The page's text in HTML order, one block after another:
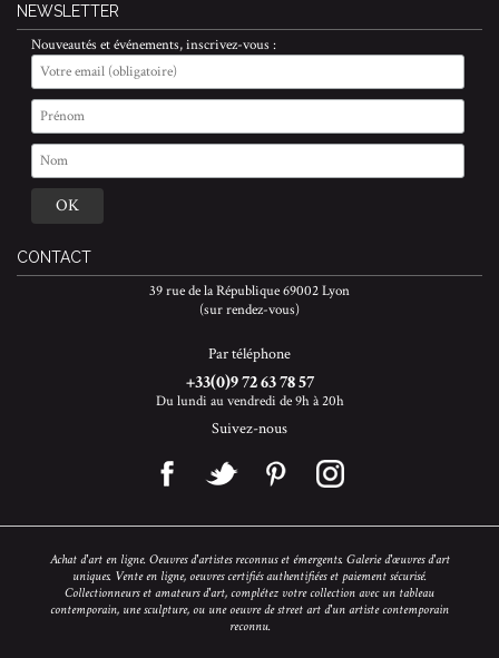
NEWSLETTER
Nouveautés et événements, inscrivez-vous :
CONTACT
39 rue de la République 69002 Lyon
(sur rendez-vous)
Par téléphone
+33(0)9 72 63 78 57
Du lundi au vendredi de 9h à 20h
Suivez-nous
Achat d'art en ligne. Oeuvres d'artistes reconnus et émergents. Galerie d'œuvres d'art
uniques. Vente en ligne, oeuvres certifiés authentifiées et paiement sécurisé.
Collectionneurs et amateurs d'art, complétez votre collection avec un tableau
contemporain, une sculpture, ou une oeuvre de street art d'un artiste contemporain
reconnu.